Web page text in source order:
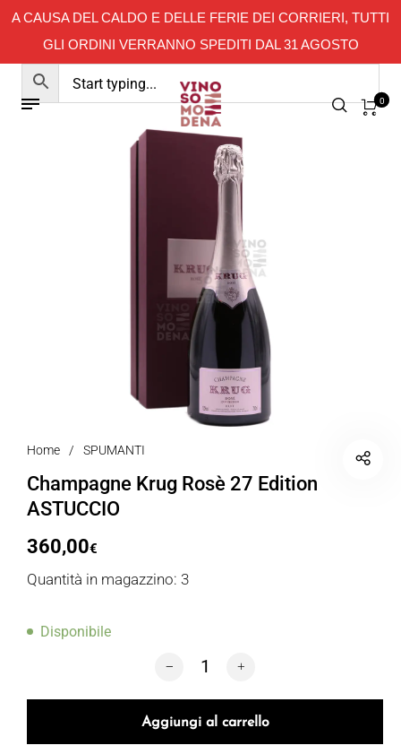
A CAUSA DEL CALDO E DELLE FERIE DEI CORRIERI, TUTTI
GLI ORDINI VERRANNO SPEDITI DAL 31 AGOSTO
0
Home / SPUMANTI
Champagne Krug Rosè 27 Edition
ASTUCCIO
360,00€
Quantità in magazzino: 3
Disponibile
Champagne Krug Rosè 27 Edition
Aggiungi al carrello